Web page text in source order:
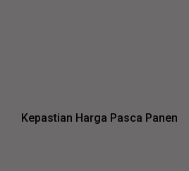
Kepastian Harga Pasca Panen